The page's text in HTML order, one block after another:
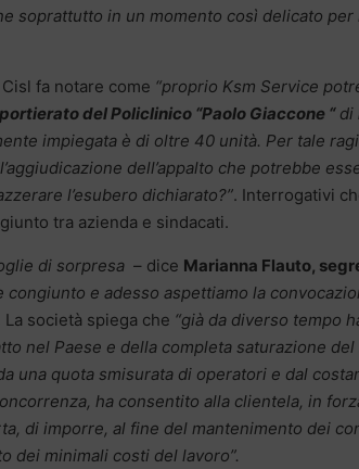
soprattutto in un momento così delicato
fa notare come “proprio Ksm Service
del Policlinico “Paolo Giaccone “di
impiegata è di oltre 40 unità. Per tale
dell’appalto che potrebbe
l’esubero dichiarato?”. Interrogativi
tra azienda e sindacati.
di sorpresa – dice Marianna Flauto,
congiunto e adesso aspettiamo la
La società spiega che “già da diverso tempo
nel Paese e della completa saturazione
una quota smisurata di operatori e dal
ha consentito alla clientela, in
di imporre, al fine del mantenimento dei
dei minimali costi del lavoro”.